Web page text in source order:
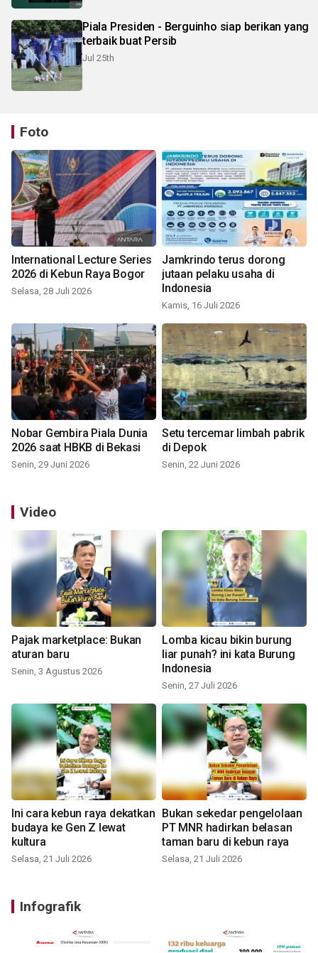
Piala Presiden - Berguinho siap berikan yang
terbaik buat Persib
Jul 25th
Foto
International Lecture Series
2026 di Kebun Raya Bogor
Selasa, 28 Juli 2026
Jamkrindo terus dorong
jutaan pelaku usaha di
Indonesia
Kamis, 16 Juli 2026
Nobar Gembira Piala Dunia
2026 saat HBKB di Bekasi
Senin, 29 Juni 2026
Setu tercemar limbah pabrik
di Depok
Senin, 22 Juni 2026
Video
Pajak marketplace: Bukan
aturan baru
Senin, 3 Agustus 2026
Lomba kicau bikin burung
liar punah? ini kata Burung
Indonesia
Senin, 27 Juli 2026
Ini cara kebun raya dekatkan
budaya ke Gen Z lewat
kultura
Selasa, 21 Juli 2026
Bukan sekedar pengelolaan
PT MNR hadirkan belasan
taman baru di kebun raya
Selasa, 21 Juli 2026
Infografik